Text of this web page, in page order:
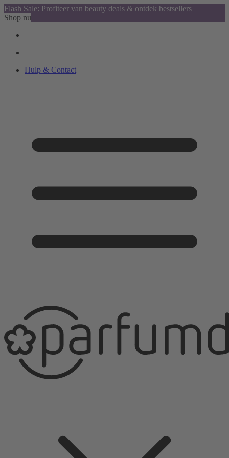
Flash Sale: Profiteer van beauty deals & ontdek bestsellers
Shop nu
Hulp & Contact